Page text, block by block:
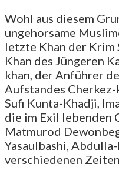
Wohl aus diesem
ungehorsame
letzte Khan der Krim
Khan des Jüngeren
khan, der Anführer
Aufstandes
Sufi Kunta-Khadji,
die im Exil lebenden
Matmurod
Yasaulbashi,
verschiedenen